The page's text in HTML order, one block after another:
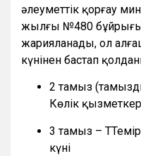
әлеуметтік қорғау
жылғы №480
жарияланады, ол
күнінен бастап
2 тамыз
Көлік
3 тамыз –
күні